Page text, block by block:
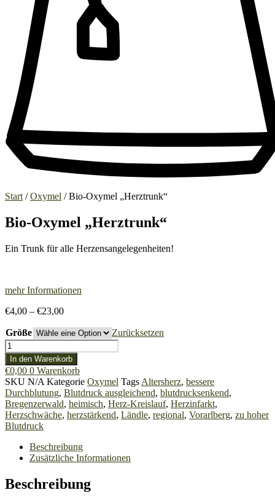
Start /Oxymel / Bio-Oxymel „Herztrunk“
Bio-Oxymel „Herztrunk“
Ein Trunk für alle Herzensangelegenheiten!
mehr Informationen
€4,00 – €23,00Preisspanne:
bis
€23,00
Größe
Zurücksetzen
Bio-
Oxymel
"Herztrunk"
Menge
In den Warenkorb
€0,00 0 Warenkorb
SKU N/A Kategorie Oxymel Tags Altersherz, bessere
Durchblutung, Blutdruck ausgleichend, blutdrucksenkend,
Bregenzerwald, heimisch, Herz-Kreislauf, Herzinfarkt,
Herzschwäche, herzstärkend, Ländle, regional, Vorarlberg, zu hoher
Blutdruck
Beschreibung
Zusätzliche Informationen
Beschreibung